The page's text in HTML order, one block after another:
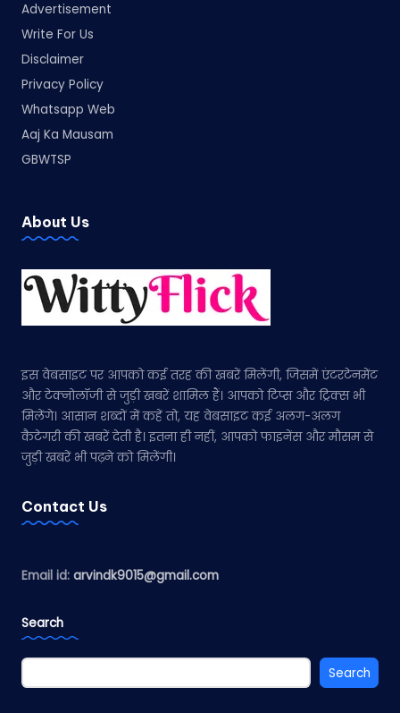
Advertisement
Write For Us
Disclaimer
Privacy Policy
Whatsapp Web
Aaj Ka Mausam
GBWTSP
About Us
इस वेबसाइट पर आपको कई तरह की खबरें मिलेंगी, जिसमें एंटरटेनमेंट
और टेक्नोलॉजी से जुड़ी खबरें शामिल हैं। आपको टिप्स और ट्रिक्स भी
मिलेंगे। आसान शब्दों में कहें तो, यह वेबसाइट कई अलग-अलग
कैटेगरी की खबरें देती है। इतना ही नहीं, आपको फाइनेंस और मौसम से
जुड़ी खबरें भी पढ़ने को मिलेंगी।
Contact Us
Email id: arvindk9015@gmail.com
Search
Search